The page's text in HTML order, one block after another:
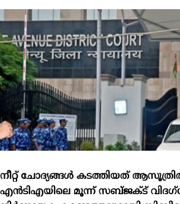
നീറ്റ് ചോദ്യങ്ങള്‍ കടത്തിയത്
എന്‍ടിഎയിലെ മൂന്ന് സബ്ജക്ട്
നിര്‍ണായക കണ്ടെത്തലുമായി
ന്യൂഡല്‍ഹി: നീറ്റ് ചോദ്യപേപ്പര്‍
ഗൂഢാലോചനയുണ്ടായെന്ന് സിബിഐ...